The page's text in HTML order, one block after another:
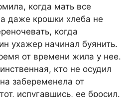
когда мать все
даже крошки хлеба не
когда
ухажер начинал буянить.
от времени жила у нее.
кто не осудил
забеременела от
испугавшись, ее бросил.